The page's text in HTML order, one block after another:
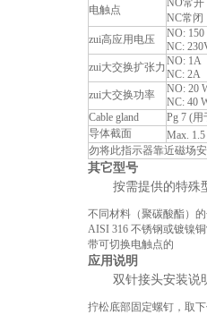
电触点
NO常开
NC常闭
zui高应用电压
NO: 150
NC:
zui大交换扩张力NO: 1A
NC: 2A
zui大交换功率
NO: 20
NC: 40
Cable gland
Pg 7 (
导体截面
Max. 1.5
勿将此指示器靠近磁场
其它型号
按需提供的特殊
不同材料（聚碳酸酯）
AISI 316 不锈钢或镀镍
带可切换电触点的
应用说明
双针接头安装说
拧松底部固定螺钉，取